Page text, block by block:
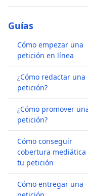
Guías
Cómo empezar una
petición en línea
¿Cómo redactar una
petición?
¿Cómo promover
petición?
Cómo conseguir
cobertura mediática
tu petición
Cómo entregar una